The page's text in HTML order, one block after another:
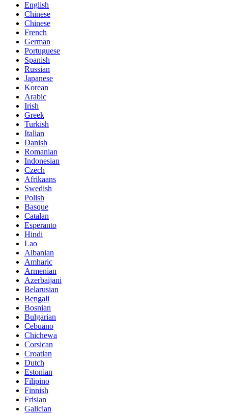
English
Chinese
Chinese
French
German
Portuguese
Spanish
Russian
Japanese
Korean
Arabic
Irish
Greek
Turkish
Italian
Danish
Romanian
Indonesian
Czech
Afrikaans
Swedish
Polish
Basque
Catalan
Esperanto
Hindi
Lao
Albanian
Amharic
Armenian
Azerbaijani
Belarusian
Bengali
Bosnian
Bulgarian
Cebuano
Chichewa
Corsican
Croatian
Dutch
Estonian
Filipino
Finnish
Frisian
Galician